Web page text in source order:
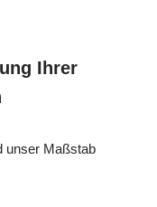
Ihrer
unser Maßstab